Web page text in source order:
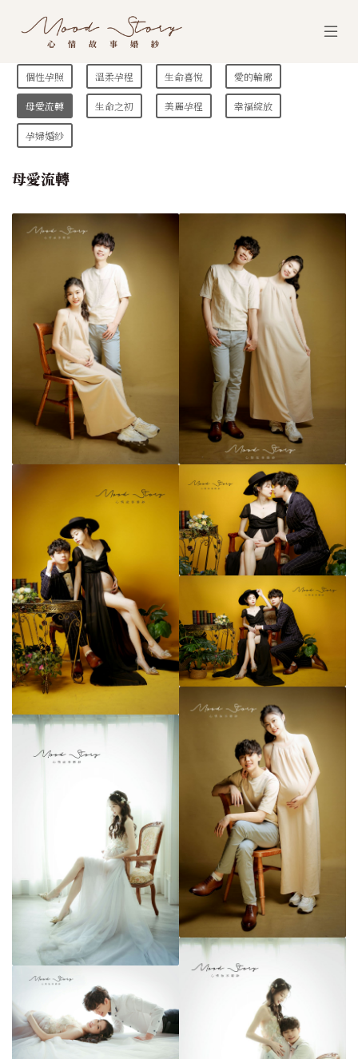
個性孕照 溫柔孕程 生命喜悅 愛的輪廓
母愛流轉 生命之初 美麗孕程 幸福綻放
孕婦婚紗
母愛流轉